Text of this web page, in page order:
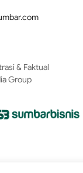
& Faktual
Group